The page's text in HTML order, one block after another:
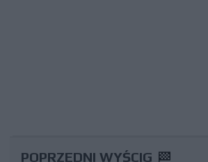
POPRZEDNI WYŚCIG